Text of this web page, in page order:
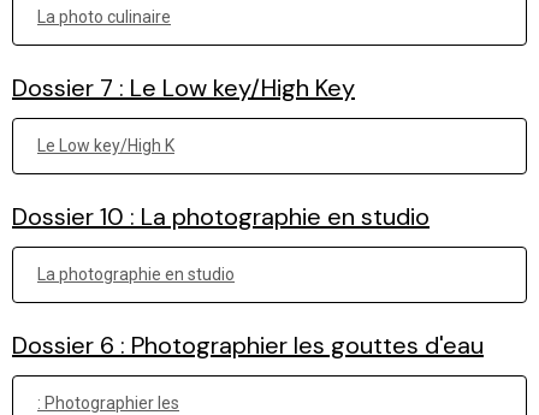
La photo culinaire
Dossier 7 : Le Low key/High Key
Le Low key/High K
Dossier 10 : La photographie en studio
La photographie en studio
Dossier 6 : Photographier les gouttes d'eau
: Photographier les